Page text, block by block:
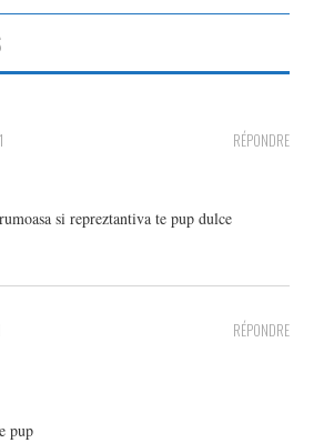
RÉPONDRE
si repreztantiva te pup dulce
RÉPONDRE
pup